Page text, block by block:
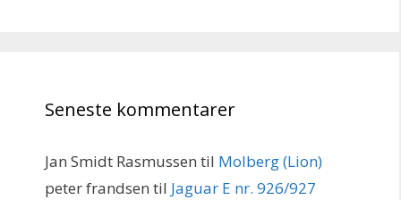
Seneste kommentarer
Jan Smidt Rasmussen til Molberg (Lion)
peter frandsen til Jaguar E nr. 926/927